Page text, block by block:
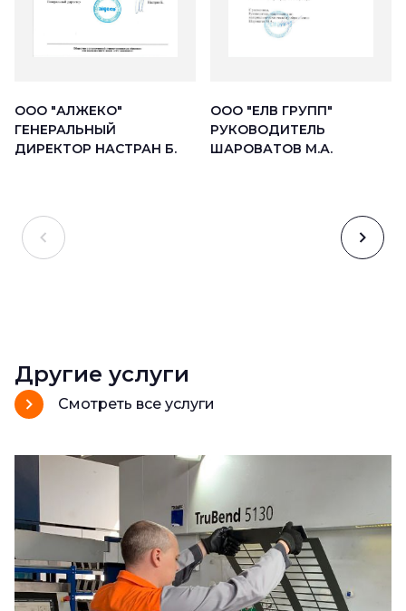
ООО "АЛЖЕКО"
ГЕНЕРАЛЬНЫЙ
ДИРЕКТОР НАСТРАН Б.
ООО "ЕЛВ ГРУПП"
РУКОВОДИТЕЛЬ
ШАРОВАТОВ М.А.
Другие услуги
Смотреть все услуги